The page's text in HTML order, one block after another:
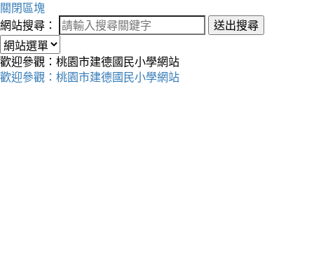
關閉區塊
網站搜尋：
送出搜尋
歡迎參觀：桃園市建德國民小學網站
歡迎參觀：桃園市建德國民小學網站